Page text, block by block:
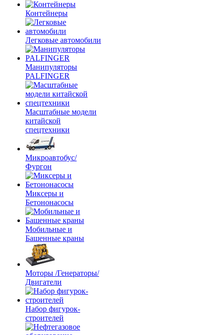
Контейнеры
Легковые автомобили
Манипуляторы
PALFINGER
Масштабные модели
китайской
спецтехники
Микроавтобус/
Фургон
Миксеры и
Бетононасосы
Мобильные и
Башенные краны
Моторы /Генераторы/
Двигатели
Набор фигурок-
строителей